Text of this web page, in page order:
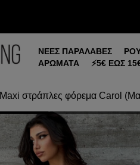
ΝΕΕΣ ΠΑΡΑΛΑΒΕΣ
ΑΡΩΜΑΤΑ
⚡5€ ΕΩΣ
Maxi στράπλες φόρεμα Carol